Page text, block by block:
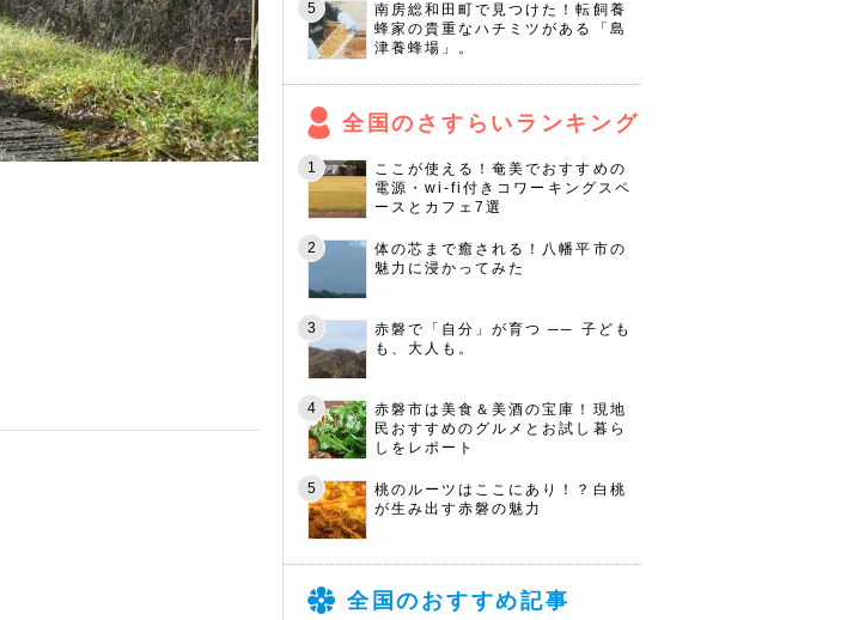
南房総和田町で見つけた！転飼養
蜂家の貴重なハチミツがある「島
津養蜂場」。
全国のさすらいランキング
ここが使える！奄美でおすすめの
電源・wi-fi付きコワーキングスペ
ースとカフェ7選
体の芯まで癒される！八幡平市の
魅力に浸かってみた
赤磐で「自分」が育つ ── 子ども
も、大人も。
赤磐市は美食＆美酒の宝庫！現地
民おすすめのグルメとお試し暮ら
しをレポート
桃のルーツはここにあり！？白桃
が生み出す赤磐の魅力
全国のおすすめ記事